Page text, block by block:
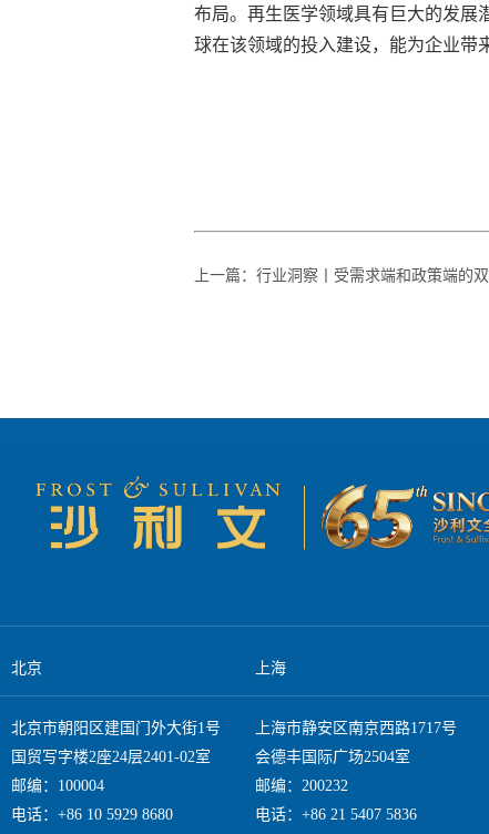
布局。再生医学领域具有巨大的发展
球在该领域的投入建设，能为企业带
上一篇 ： 行业洞察丨受需求端和政策端的双重推动，节能电梯市场
北京 上海
北京市朝阳区建国门外大街1号
国贸写字楼2座24层2401-02室
邮编：100004
电话：+86 10 5929 8680
上海市静安区南京西路1717号
会德丰国际广场2504室
邮编：200232
电话：+86 21 5407 5836